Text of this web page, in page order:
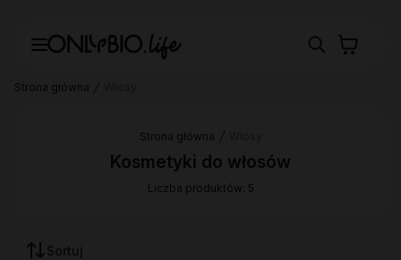
Strona główna
Strona główna
Kosmetyki do włosów
Liczba produktów: 5
Sortuj